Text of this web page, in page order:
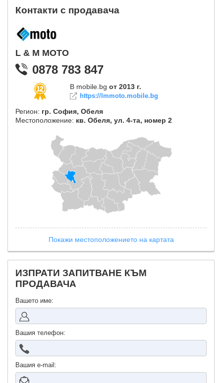
Контакти с продавача
L & M MOTO
0878 783 847
В mobile.bg от 2013 г.
https://lmmoto.mobile.bg
Регион: гр. София, Обеля
Местоположение: кв. Обеля, ул. 4-та, номер 2
Покажи местоположението на картата
ИЗПРАТИ ЗАПИТВАНЕ КЪМ
ПРОДАВАЧА
Вашето име:
Вашия телефон:
Вашия е-mail: